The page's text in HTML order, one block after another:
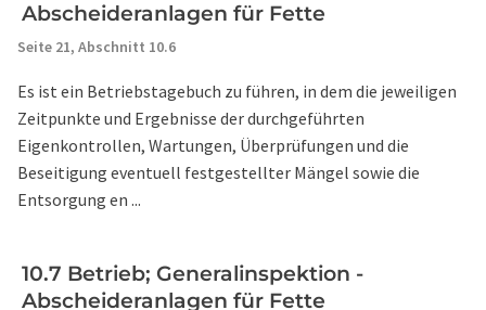
Abscheideranlagen für Fette
Seite 21, Abschnitt 10.6
Es ist ein Betriebstagebuch zu führen, in dem die jeweiligen
Zeitpunkte und Ergebnisse der durchgeführten
Eigenkontrollen, Wartungen, Überprüfungen und die
Beseitigung eventuell festgestellter Mängel sowie die
Entsorgung en ...
10.7 Betrieb; Generalinspektion -
Abscheideranlagen für Fette